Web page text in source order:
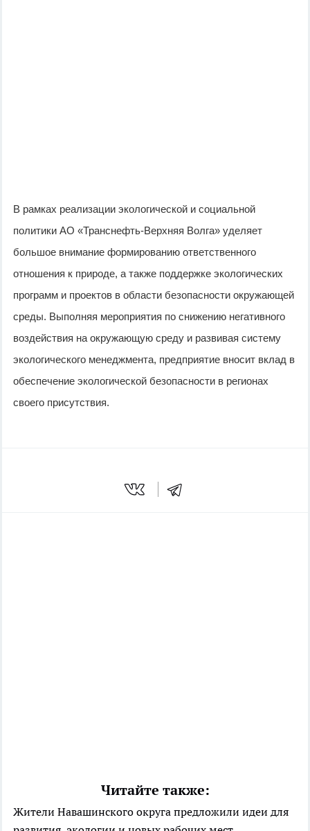
В рамках реализации экологической и социальной
политики АО «Транснефть-Верхняя Волга» уделяет
большое внимание формированию ответственного
отношения к природе, а также поддержке экологических
программ и проектов в области безопасности окружающей
среды. Выполняя мероприятия по снижению негативного
воздействия на окружающую среду и развивая систему
экологического менеджмента, предприятие вносит вклад в
обеспечение экологической безопасности в регионах
своего присутствия.
Читайте также:
Жители Навашинского округа предложили идеи для